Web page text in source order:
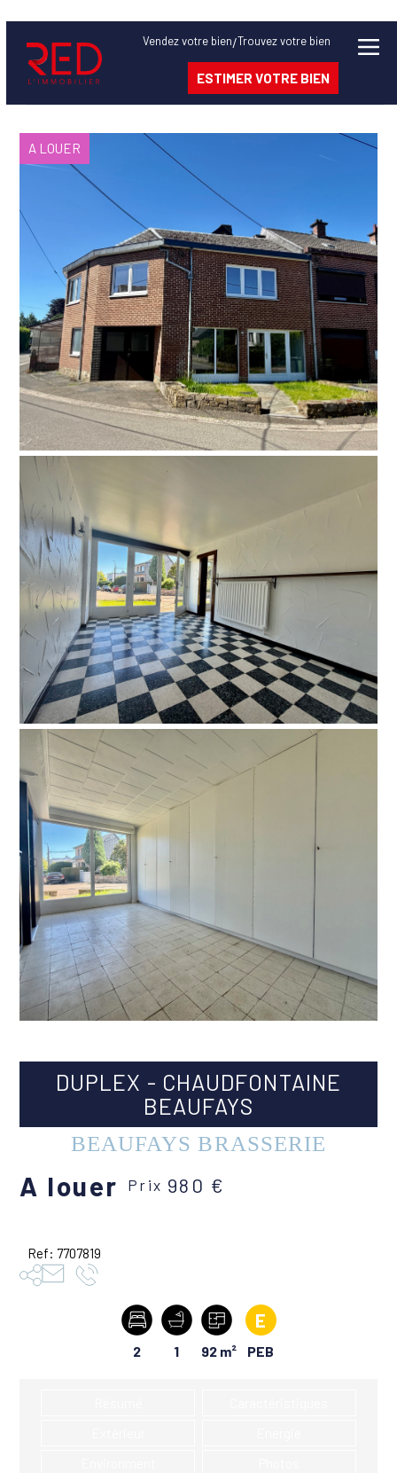
Vendezvotre bien/Trouvezvotre bien
ESTIMER VOTRE BIEN
Bien
à
vendre
A LOUER
DUPLEX - CHAUDFONTAINE
BEAUFAYS
BEAUFAYS BRASSERIE
A louer Prix 980 €
Ref: 7707819
Nombre
2
Nombre
1
Superficie
92 m²
E
PEB